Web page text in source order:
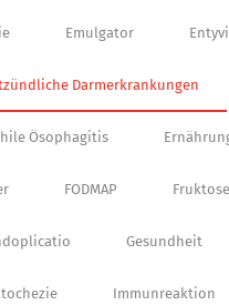
Emulgator
Darmerkrankungen
Ösophagitis
FODMAP Fruktose
Gesundheit
Immunreaktion